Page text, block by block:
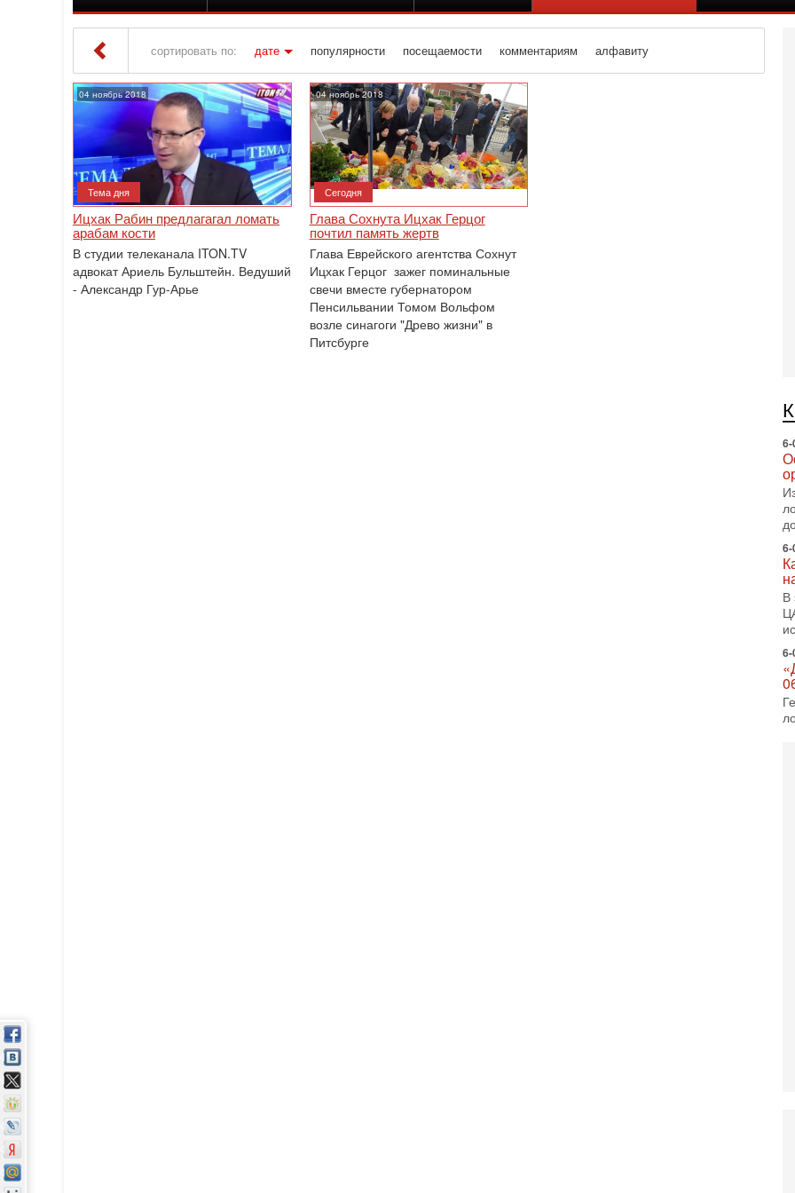
сортировать по: дате популярности посещаемости комментариям алфавиту
Iton TV» Материалы за 04.11.2018
04 ноябрь 2018
Тема дня
Ицхак Рабин предлагагал ломать
арабам кости
В студии телеканала ITON.TV
адвокат Ариель Бульштейн. Ведуший
- Александр Гур-Арье
04 ноябрь 2018
Сегодня
Глава Сохнута Ицхак Герцог
почтил память жертв
Глава Еврейского агентства Сохнут
Ицхак Герцог зажег поминальные
свечи вместе губернатором
Пенсильвании Томом Вольфом
возле синагоги "Древо жизни" в
Питсбурге
6-
6-
В
6-